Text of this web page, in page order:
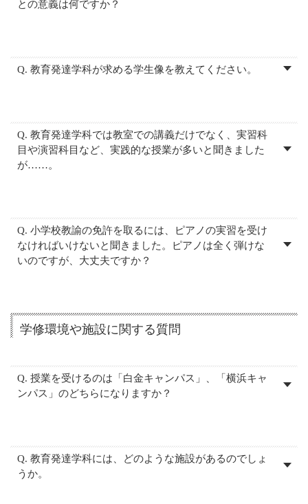
との意義は何ですか？
Q. 教育発達学科が求める学生像を教えてください。
Q. 教育発達学科では教室での講義だけでなく、実習科
目や演習科目など、実践的な授業が多いと聞きました
が……。
Q. 小学校教諭の免許を取るには、ピアノの実習を受け
なければいけないと聞きました。ピアノは全く弾けな
いのですが、大丈夫ですか？
学修環境や施設に関する質問
Q. 授業を受けるのは「白金キャンパス」、「横浜キャ
ンパス」のどちらになりますか？
Q. 教育発達学科には、どのような施設があるのでしょ
うか。